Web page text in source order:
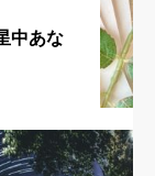
中あな